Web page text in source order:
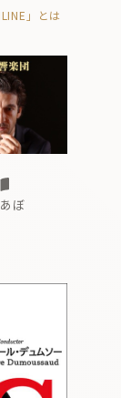
」とは
ッセイ
ぼ
ッセイ